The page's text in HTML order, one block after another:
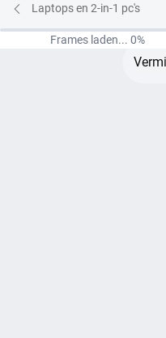
Laptops en 2-in-1 pc's
Bannercarrousel met
Frames laden... 0%